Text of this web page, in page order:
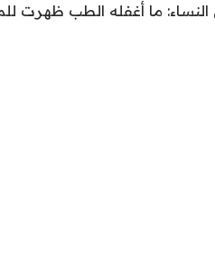
ما أغفله الطب ظهرت